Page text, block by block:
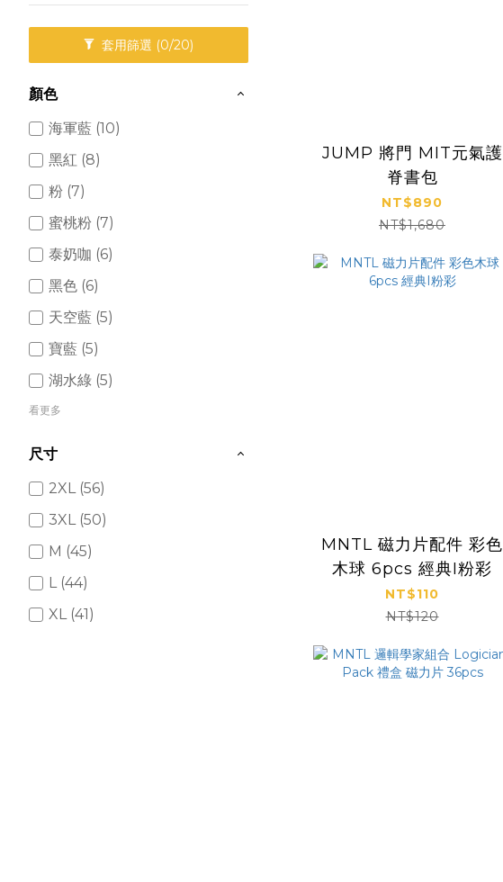
套用篩選 (0/20)
顏色
海軍藍 (10)
黑紅 (8)
粉 (7)
蜜桃粉 (7)
泰奶咖 (6)
黑色 (6)
天空藍 (5)
寶藍 (5)
湖水綠 (5)
看更多
尺寸
2XL (56)
3XL (50)
M (45)
L (44)
XL (41)
JUMP 將門 MIT元氣護
脊書包
NT$890
NT$1,680
MNTL 磁力片配件 彩色
木球 6pcs 經典I粉彩
NT$110
NT$120